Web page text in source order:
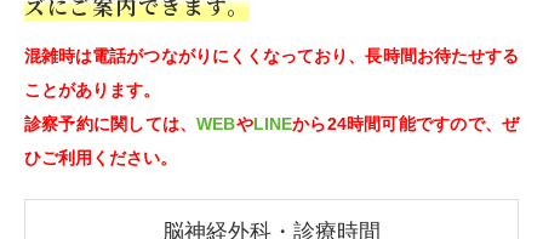
混雑時は電話がつながりにくくなっており、長時間お待たせする
ことがあります。
診察予約に関しては、WEBやLINEから24時間可能ですので、ぜ
ひご利用ください。
脳神経外科・診療時間